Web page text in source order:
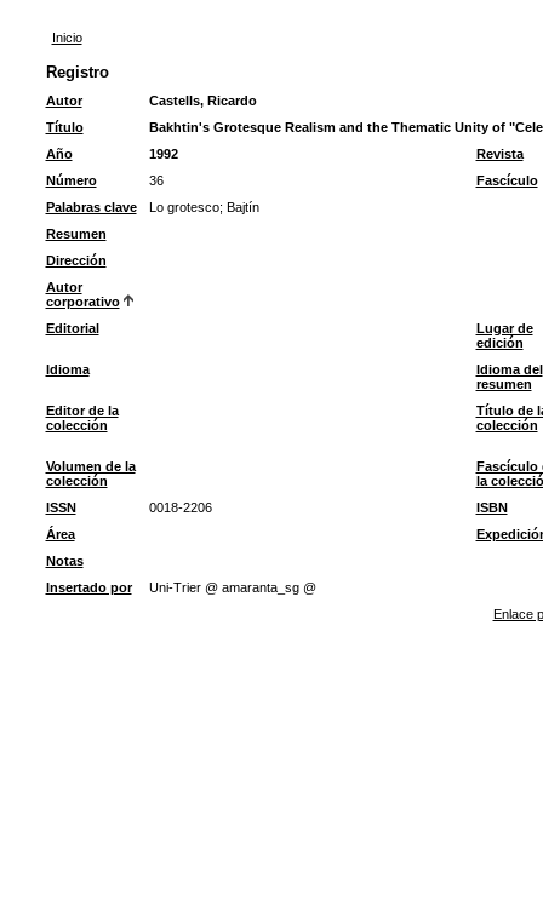
Inicio
Registro
Autor
Castells, Ricardo
Título
Bakhtin's Grotesque Realism and the Thematic Unity of
Año
1992
Revista
Número
36
Fascículo
Palabras clave
Lo grotesco; Bajtín
Resumen
Dirección
Autor
corporativo
Editorial
Lugar de
edición
Idioma
Idioma del
resumen
Editor de la
colección
Título de
colección
Volumen de la
colección
Fascículo
la
ISSN
0018-2206
ISBN
Área
Notas
Insertado por
Uni-Trier @ amaranta_sg @
Enlace